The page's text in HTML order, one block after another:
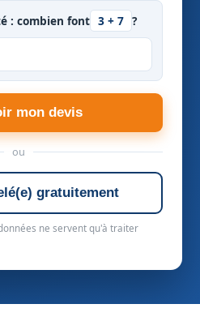
: combien font 3 + 7 ?
mon devis
ou
gratuitement
ne servent qu'à traiter